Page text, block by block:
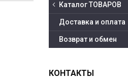
Каталог ТОВАРОВ
Доставка и оплата
Возврат и обмен
КОНТАКТЫ